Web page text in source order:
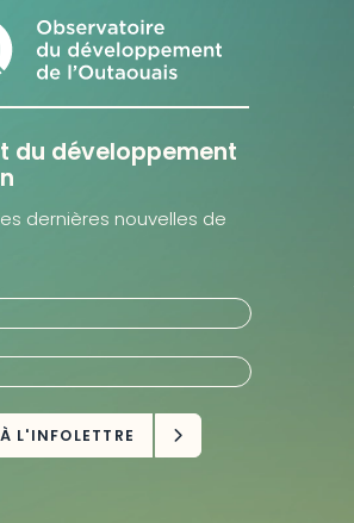
du développement
dernières nouvelles de